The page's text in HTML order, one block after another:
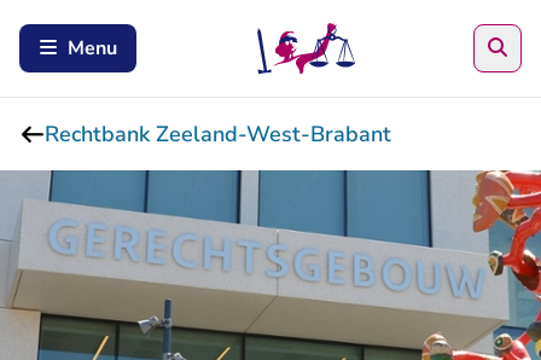
Menu
Rechtbank Zeeland-West-Brabant